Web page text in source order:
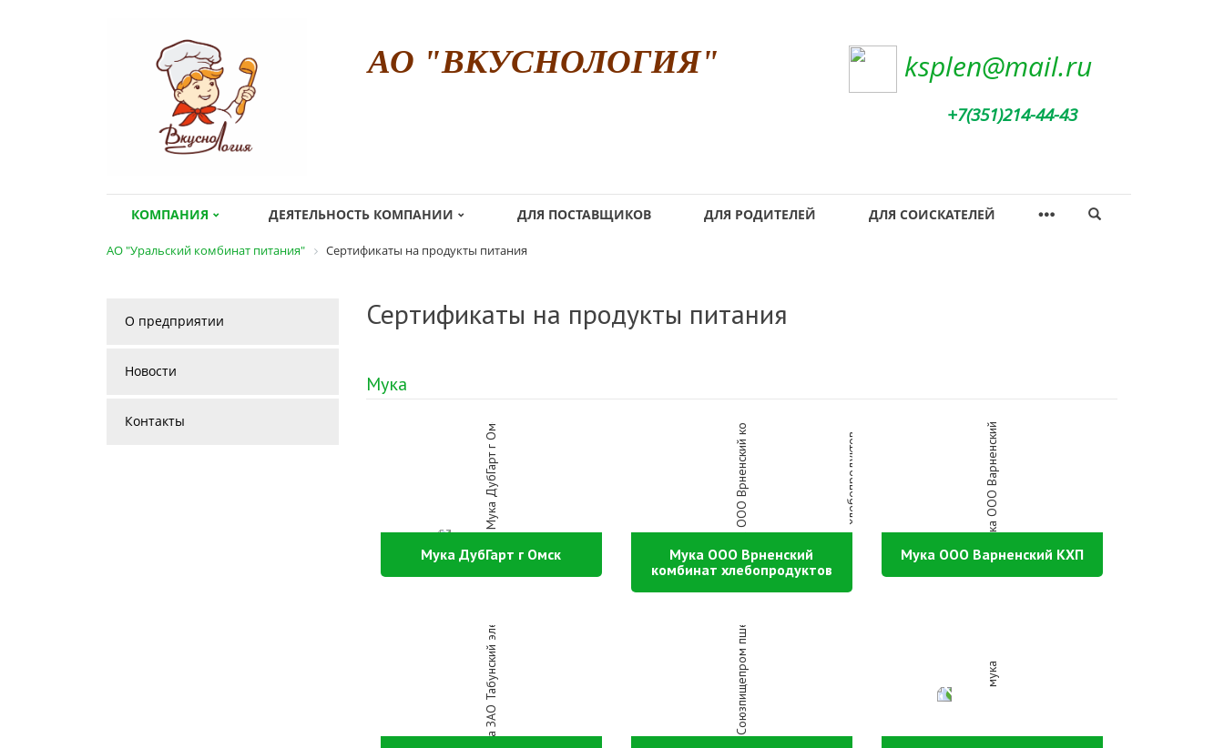
АО "ВКУСНОЛОГИЯ" ksplen@mail.ru
+7(351)214-44-43
КОМПАНИЯ ДЕЯТЕЛЬНОСТЬ КОМПАНИИ ДЛЯ ПОСТАВЩИКОВ ДЛЯ РОДИТЕЛЕЙ ДЛЯ СОИСКАТЕЛЕЙ
АО "Уральский комбинат питания" Сертификаты на продукты питания
Сертификаты на продукты питания
Мука
Мука ДубГарт г Омск
Мука ООО Врненский
комбинат хлебопродуктов
Мука ООО Варненский КХП
О предприятии
Новости
Контакты